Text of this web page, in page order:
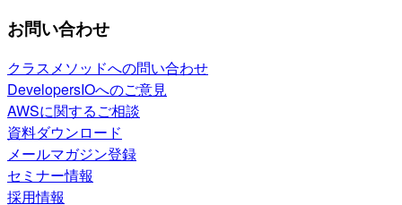
お問い合わせ
クラスメソッドへの問い合わせ
DevelopersIOへのご意見
AWSに関するご相談
資料ダウンロード
メールマガジン登録
セミナー情報
採用情報